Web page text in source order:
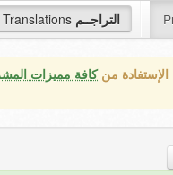
Translations التراجــم
منكافة مميزات